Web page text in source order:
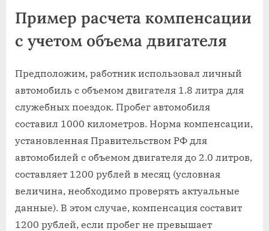
Пример расчета компенсации
с учетом объема двигателя
Предположим, работник использовал личный
автомобиль с объемом двигателя 1.8 литра для
служебных поездок. Пробег автомобиля
составил 1000 километров. Норма компенсации,
установленная Правительством РФ для
автомобилей с объемом двигателя до 2.0 литров,
составляет 1200 рублей в месяц (условная
величина, необходимо проверять актуальные
данные). В этом случае, компенсация составит
1200 рублей, если пробег не превышает